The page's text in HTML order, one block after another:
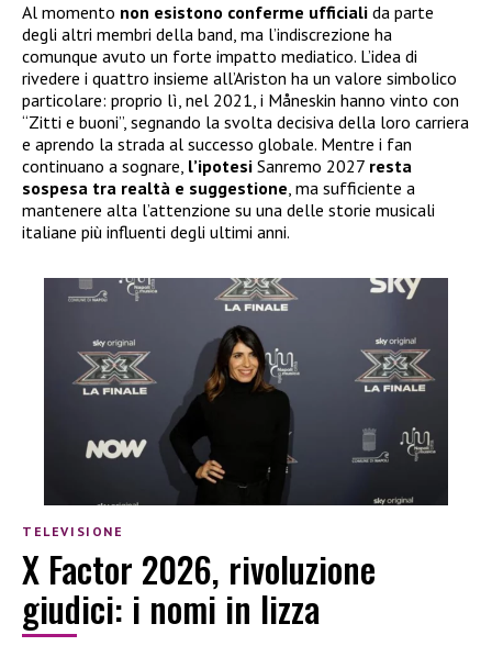
Al momento non esistono conferme ufficiali da parte
degli altri membri della band, ma l’indiscrezione ha
comunque avuto un forte impatto mediatico. L’idea di
rivedere i quattro insieme all’Ariston ha un valore simbolico
particolare: proprio lì, nel 2021, i Måneskin hanno vinto con
“Zitti e buoni”, segnando la svolta decisiva della loro carriera
e aprendo la strada al successo globale. Mentre i fan
continuano a sognare, l’ipotesi Sanremo 2027 resta
sospesa tra realtà e suggestione, ma sufficiente a
mantenere alta l’attenzione su una delle storie musicali
italiane più influenti degli ultimi anni.
TELEVISIONE
X Factor 2026, rivoluzione
giudici: i nomi in lizza